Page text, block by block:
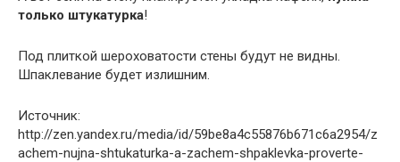
только штукатурка!
Под плиткой шероховатости стены будут не видны.
Шпаклевание будет излишним.
Источник:
http://zen.yandex.ru/media/id/59be8a4c55876b671c6a2954/z
achem-nujna-shtukaturka-a-zachem-shpaklevka-proverte-